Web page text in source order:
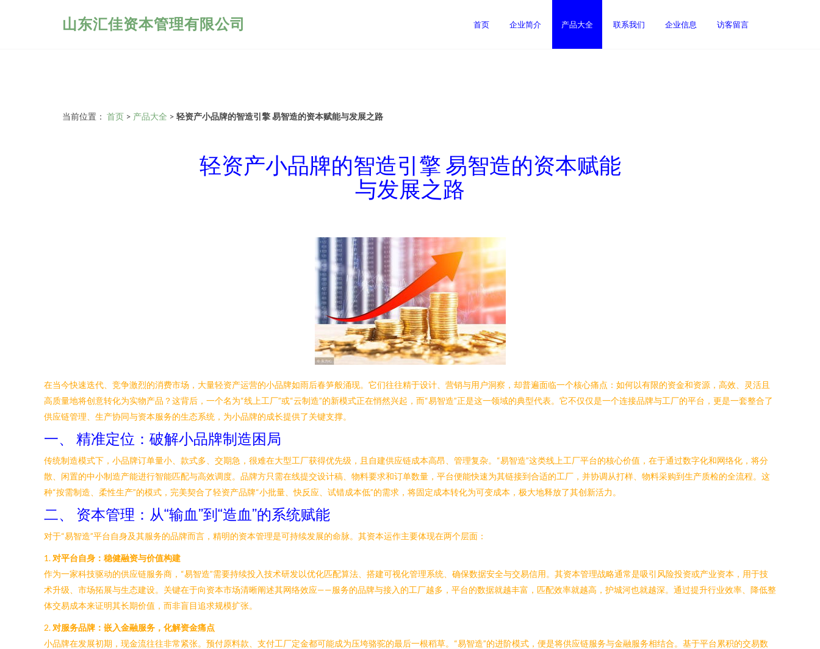
山东汇佳资本管理有限公司 首页 企业简介 产品大全 联系我们 企业信息 访客留言
当前位置： 首页 > 产品大全 > 轻资产小品牌的智造引擎 易智造的资本赋能与发展之路
轻资产小品牌的智造引擎 易智造的资本赋能
与发展之路
在当今快速迭代、竞争激烈的消费市场，大量轻资产运营的小品牌如雨后春笋般涌现。它们往往精于设计、营销与用户洞察，却普遍面临一个核心痛点：如何以有限的资金和资源，高效、灵活且
高质量地将创意转化为实物产品？这背后，一个名为“线上工厂”或“云制造”的新模式正在悄然兴起，而“易智造”正是这一领域的典型代表。它不仅仅是一个连接品牌与工厂的平台，更是一套整合了
供应链管理、生产协同与资本服务的生态系统，为小品牌的成长提供了关键支撑。
一、 精准定位：破解小品牌制造困局
传统制造模式下，小品牌订单量小、款式多、交期急，很难在大型工厂获得优先级，且自建供应链成本高昂、管理复杂。“易智造”这类线上工厂平台的核心价值，在于通过数字化和网络化，将分
散、闲置的中小制造产能进行智能匹配与高效调度。品牌方只需在线提交设计稿、物料要求和订单数量，平台便能快速为其链接到合适的工厂，并协调从打样、物料采购到生产质检的全流程。这
种“按需制造、柔性生产”的模式，完美契合了轻资产品牌“小批量、快反应、试错成本低”的需求，将固定成本转化为可变成本，极大地释放了其创新活力。
二、 资本管理：从“输血”到“造血”的系统赋能
对于“易智造”平台自身及其服务的品牌而言，精明的资本管理是可持续发展的命脉。其资本运作主要体现在两个层面：
1. 对平台自身：稳健融资与价值构建
作为一家科技驱动的供应链服务商，“易智造”需要持续投入技术研发以优化匹配算法、搭建可视化管理系统、确保数据安全与交易信用。其资本管理战略通常是吸引风险投资或产业资本，用于技
术升级、市场拓展与生态建设。关键在于向资本市场清晰阐述其网络效应——服务的品牌与接入的工厂越多，平台的数据就越丰富，匹配效率就越高，护城河也就越深。通过提升行业效率、降低整
体交易成本来证明其长期价值，而非盲目追求规模扩张。
2. 对服务品牌：嵌入金融服务，化解资金痛点
小品牌在发展初期，现金流往往非常紧张。预付原料款、支付工厂定金都可能成为压垮骆驼的最后一根稻草。“易智造”的进阶模式，便是将供应链服务与金融服务相结合。基于平台累积的交易数